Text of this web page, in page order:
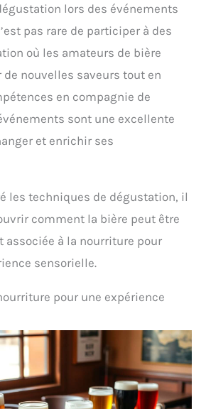
lors des événements
pas rare de participer à des
où les amateurs de bière
nouvelles saveurs tout en
en compagnie de
sont une excellente
et enrichir ses
les techniques de dégustation, il
comment la bière peut être
associée à la nourriture pour
sensorielle.
pour une expérience